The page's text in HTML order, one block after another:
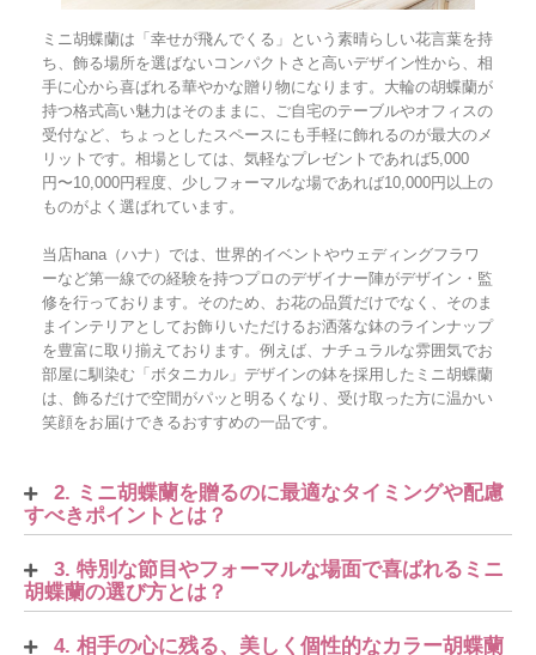
ミニ胡蝶蘭は「幸せが飛んでくる」という素晴らしい花言葉を持
ち、飾る場所を選ばないコンパクトさと高いデザイン性から、相
手に心から喜ばれる華やかな贈り物になります。大輪の胡蝶蘭が
持つ格式高い魅力はそのままに、ご自宅のテーブルやオフィスの
受付など、ちょっとしたスペースにも手軽に飾れるのが最大のメ
リットです。相場としては、気軽なプレゼントであれば5,000
円〜10,000円程度、少しフォーマルな場であれば10,000円以上の
ものがよく選ばれています。
当店hana（ハナ）では、世界的イベントやウェディングフラワ
ーなど第一線での経験を持つプロのデザイナー陣がデザイン・監
修を行っております。そのため、お花の品質だけでなく、そのま
まインテリアとしてお飾りいただけるお洒落な鉢のラインナップ
を豊富に取り揃えております。例えば、ナチュラルな雰囲気でお
部屋に馴染む「ボタニカル」デザインの鉢を採用したミニ胡蝶蘭
は、飾るだけで空間がパッと明るくなり、受け取った方に温かい
笑顔をお届けできるおすすめの一品です。
2. ミニ胡蝶蘭を贈るのに最適なタイミングや配慮
すべきポイントとは？
3. 特別な節目やフォーマルな場面で喜ばれるミニ
胡蝶蘭の選び方とは？
4. 相手の心に残る、美しく個性的なカラー胡蝶蘭